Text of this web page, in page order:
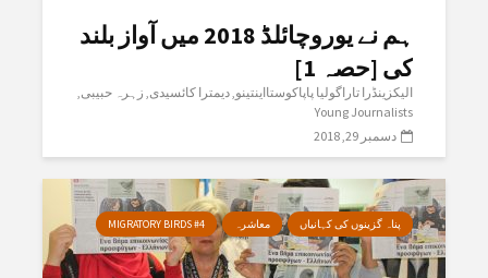
ہم نے یوروچائلڈ 2018 میں آواز بلند
کی [حصہ 1]
الیکزینڈرا تاراگولیا پاپاکوستااینتینو دیمترا کائسیدی زہرہ حبیبی
Young Journalists
دسمبر 29, 2018
پناہ گزینوں کی کہانیاں معاشرہ MIGRATORY BIRDS #4